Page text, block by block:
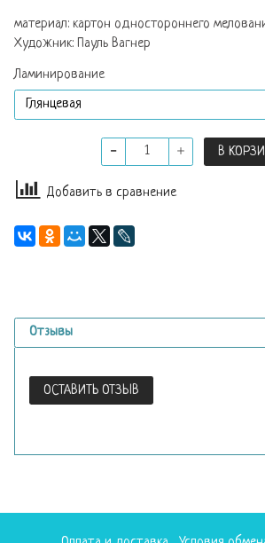
материал: картон одностороннего
Художник: Пауль Вагнер
Ламинирование
В
Добавить в сравнение
Отзывы
ОСТАВИТЬ ОТЗЫВ